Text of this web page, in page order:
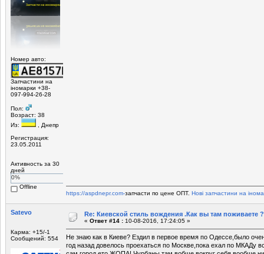
Номер авто:
Запчастини на
іномарки +38-
097-994-26-28
Пол:
Возраст: 38
Из:
, Днепр
Регистрация:
23.05.2011
Активность за 30
дней
0%
Offline
https://aspdnepr.com-запчасти по цене ОПТ. Нові запчастини на
Satevo
Карма: +15/-1
Сообщений: 554
Re: Киевской стиль вождения .Как вы там поживаете ?
« Ответ #14 : 10-08-2016, 17:24:05 »
Не знаю как в Киеве? Ездил в первое время по Одессе,было
год назад довелось проехаться по Москве,пока ехал по МКАДу